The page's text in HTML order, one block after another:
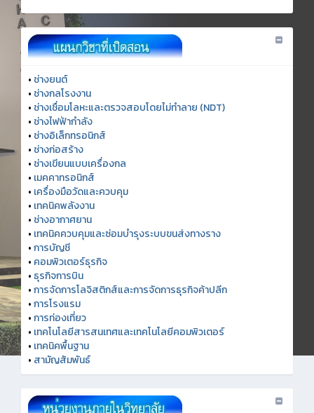
• ช่างยนต์
• ช่างกลโรงงาน
• ช่างเชื่อมโลหะและตรวจสอบโดยไม่ทำลาย (NDT)
• ช่างไฟฟ้ากำลัง
• ช่างอิเล็กทรอนิกส์
• ช่างก่อสร้าง
• ช่างเขียนแบบเครื่องกล
• เมคคาทรอนิกส์
• เครื่องมือวัดและควบคุม
• เทคนิคพลังงาน
• ช่างอากาศยาน
• เทคนิคควบคุมและซ่อมบำรุงระบบขนส่งทางราง
•การบัญชี
• คอมพิวเตอร์ธุรกิจ
• ธุรกิจการบิน
•การจัดการโลจิสติกส์และการจัดการธุรกิจค้าปลีก
•การโรงแรม
•การท่องเที่ยว
• เทคโนโลยีสารสนเทศและเทคโนโลยีคอมพิวเตอร์
• เทคนิคพื้นฐาน
• สามัญสัมพันธ์